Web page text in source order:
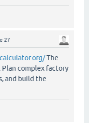
27
The
complex factory
and build the